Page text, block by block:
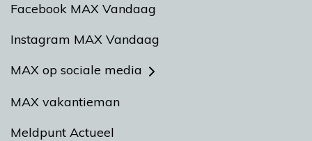
Facebook MAX Vandaag
Instagram MAX Vandaag
MAX op sociale media
MAX vakantieman
Meldpunt Actueel